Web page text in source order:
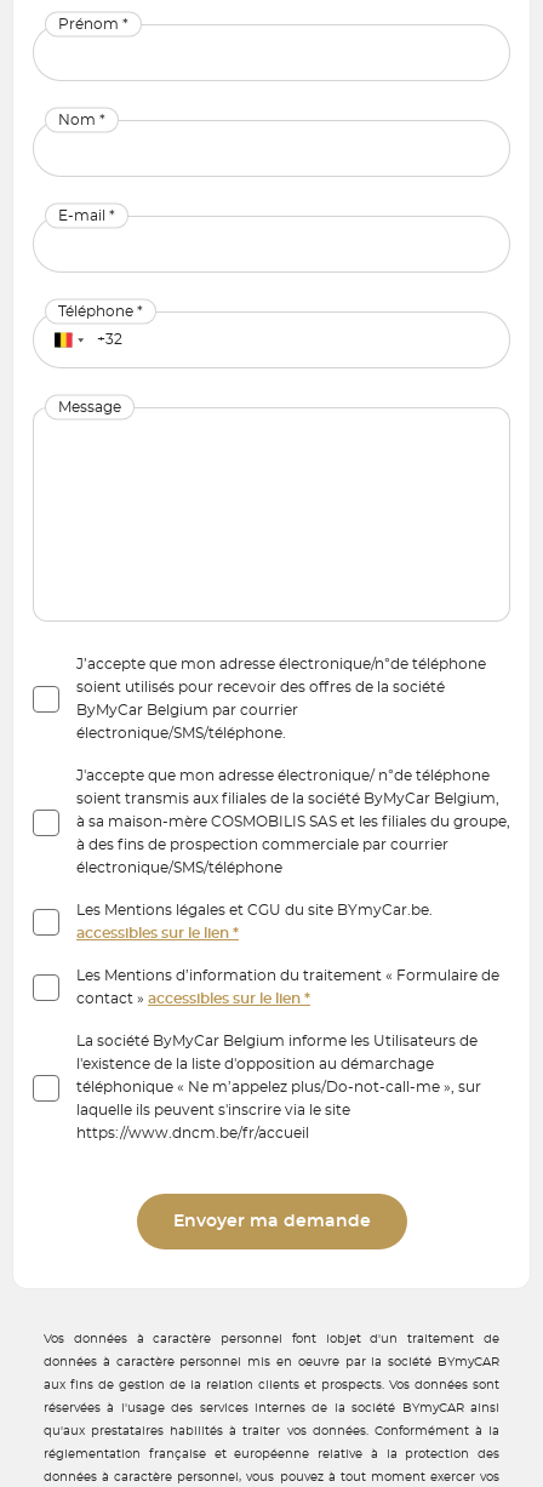
Prénom *
Nom *
E-mail *
Téléphone *
Message
J’accepte que mon adresse électronique/n°de téléphone
soient utilisés pour recevoir des offres de la société
ByMyCar Belgium par courrier
électronique/SMS/téléphone.
J'accepte que mon adresse électronique/ n°de téléphone
soient transmis aux filiales de la société ByMyCar Belgium,
à sa maison-mère COSMOBILIS SAS et les filiales du groupe,
à des fins de prospection commerciale par courrier
électronique/SMS/téléphone
Les Mentions légales et CGU du site BYmyCar.be.
accessibles sur le lien *
Les Mentions d’information du traitement « Formulaire de
contact » accessibles sur le lien *
La société ByMyCar Belgium informe les Utilisateurs de
l'existence de la liste d'opposition au démarchage
téléphonique « Ne m’appelez plus/Do-not-call-me », sur
laquelle ils peuvent s'inscrire via le site
https://www.dncm.be/fr/accueil
Envoyer ma demande
Vos données à caractère personnel font lobjet d'un traitement de
données à caractère personnel mis en oeuvre par la société BYmyCAR
aux fins de gestion de la relation clients et prospects. Vos données sont
réservées à l'usage des services internes de la société BYmyCAR ainsi
qu'aux prestataires habilités à traiter vos données. Conformément à la
réglementation française et européenne relative à la protection des
données à caractère personnel, vous pouvez à tout moment exercer vos